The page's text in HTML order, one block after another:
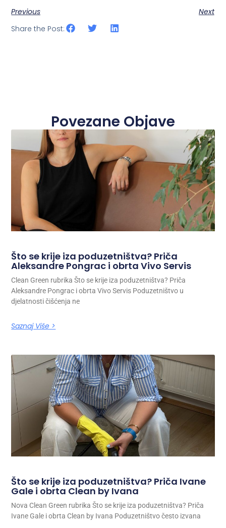
Previous
Next
Share the Post:
Povezane Objave
Što se krije iza poduzetništva? Priča
Aleksandre Pongrac i obrta Vivo Servis
Clean Green rubrika Što se krije iza poduzetništva? Priča
Aleksandre Pongrac i obrta Vivo Servis Poduzetništvo u
djelatnosti čišćenja ne
Saznaj Više >
Što se krije iza poduzetništva? Priča Ivane
Gale i obrta Clean by Ivana
Nova Clean Green rubrika Što se krije iza poduzetništva? Priča
Ivane Gale i obrta Clean by Ivana Poduzetništvo često izvana